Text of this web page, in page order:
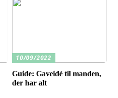
10/09/2022
Guide: Gaveidé til manden,
der har alt